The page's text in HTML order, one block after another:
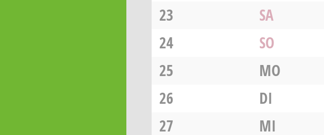
23
SA
24
SO
25
MO
26
DI
27
MI